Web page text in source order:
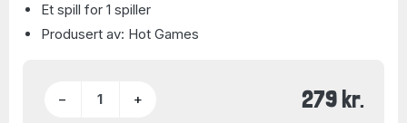
Et spill for 1 spiller
Produsert av: Hot Games
− + 279 kr.